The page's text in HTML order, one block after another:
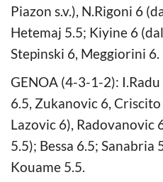
Piazon s.v.), N.Rigoni 6
Hetemaj 5.5; Kiyine 6
Stepinski 6, Meggiorini 6.
GENOA (4-3-1-2):
6.5, Zukanovic 6,
Lazovic 6), Radovanovic
5.5); Bessa 6.5; Sanabria
Kouame 5.5.